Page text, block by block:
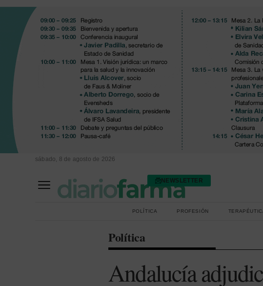
sábado, 8 de agosto de 2026
NEWSLETTER
POLÍTICA PROFESIÓN
Política
Andalucía